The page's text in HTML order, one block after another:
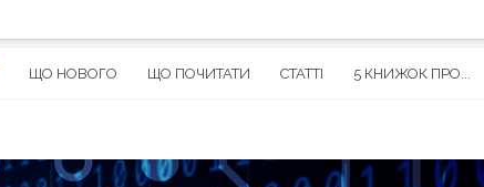
ЩО НОВОГО ЩО ПОЧИТАТИ СТАТТІ 5 КНИЖОК ПРО...